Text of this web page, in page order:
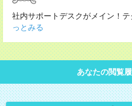
社内サポートデスクがメイン！
っとみる
あなたの閲覧